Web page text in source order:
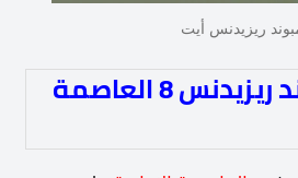
ريزيدنس أيت
مساحة كمبوند ريزيدنس 8 العاصمة